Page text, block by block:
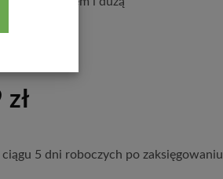
zł
ciągu 5 dni roboczych po zaksięgowaniu